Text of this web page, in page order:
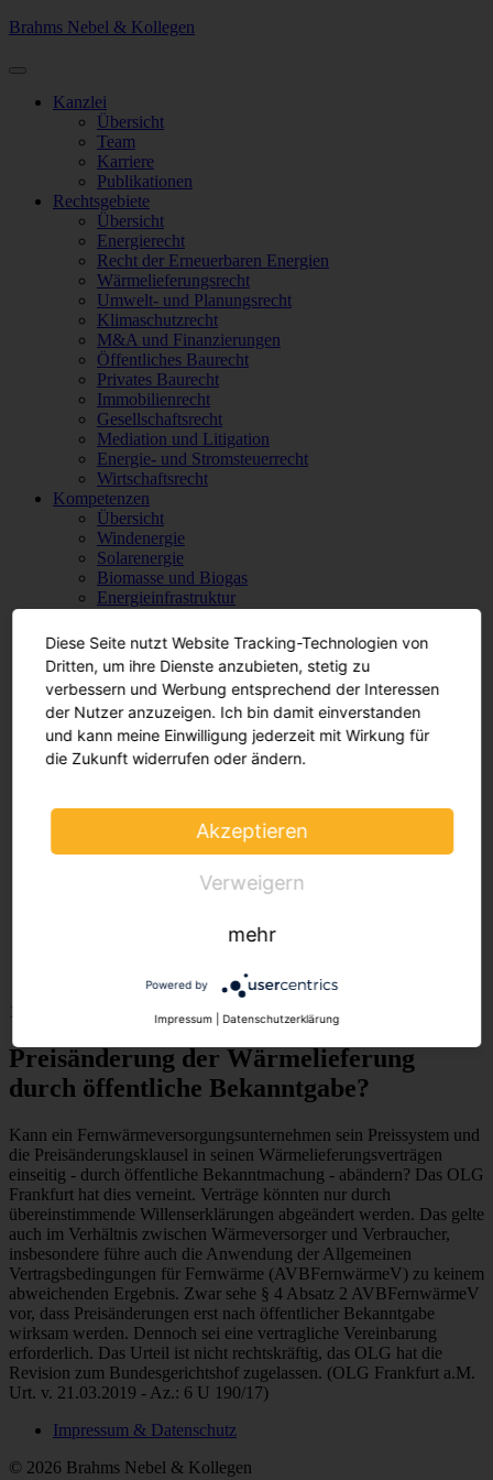
Brahms Nebel & Kollegen
Kanzlei
Übersicht
Team
Karriere
Publikationen
Rechtsgebiete
Übersicht
Energierecht
Recht der Erneuerbaren Energien
Wärmelieferungsrecht
Umwelt- und Planungsrecht
Klimaschutzrecht
M&A und Finanzierungen
Öffentliches Baurecht
Privates Baurecht
Immobilienrecht
Gesellschaftsrecht
Mediation und Litigation
Energie- und Stromsteuerrecht
Wirtschaftsrecht
Kompetenzen
Übersicht
Windenergie
Solarenergie
Biomasse und Biogas
Energieinfrastruktur
Immobilien- und Wohnungswirtschaft
Energielieferung und -verbrauch
Dezentrale Energiekonzepte / Contracting
Nah- und Fernwärme
Energiespeicher
Elektromobilität
Wasserstoff
Internationale Beratung
Aktuelles
BWE Seminarreihe: Batteriegroßspeicher
15.04.19 // Energierecht
Preisänderung der Wärmelieferung
durch öffentliche Bekanntgabe?
Kann ein Fernwärmeversorgungsunternehmen sein Preissystem und
die Preisänderungsklausel in seinen Wärmelieferungsverträgen
einseitig - durch öffentliche Bekanntmachung - abändern? Das OLG
Frankfurt hat dies verneint. Verträge könnten nur durch
übereinstimmende Willenserklärungen abgeändert werden. Das gelte
auch im Verhältnis zwischen Wärmeversorger und Verbraucher,
insbesondere führe auch die Anwendung der Allgemeinen
Vertragsbedingungen für Fernwärme (AVBFernwärmeV) zu keinem
abweichenden Ergebnis. Zwar sehe § 4 Absatz 2 AVBFernwärmeV
vor, dass Preisänderungen erst nach öffentlicher Bekanntgabe
wirksam werden. Dennoch sei eine vertragliche Vereinbarung
erforderlich. Das Urteil ist nicht rechtskräftig, das OLG hat die
Revision zum Bundesgerichtshof zugelassen. (OLG Frankfurt a.M.
Urt. v. 21.03.2019 - Az.: 6 U 190/17)
Impressum & Datenschutz
© 2026 Brahms Nebel & Kollegen
Diese Seite nutzt Website Tracking-Technologien von
Dritten, um ihre Dienste anzubieten, stetig zu
verbessern und Werbung entsprechend der Interessen
der Nutzer anzuzeigen. Ich bin damit einverstanden
und kann meine Einwilligung jederzeit mit Wirkung für
die Zukunft widerrufen oder ändern.
Akzeptieren
Verweigern
mehr
Powered by
Impressum Datenschutzerklärung